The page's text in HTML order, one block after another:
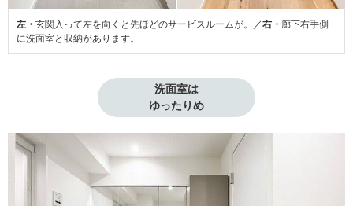
左・ 玄関入って左を向くと先ほどのサービスルームが。／右・ 廊下右手側
に洗面室と収納があります。
洗面室は
ゆったりめ